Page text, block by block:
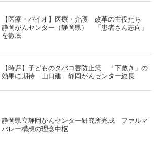
【医療・バイオ】医療・介護 改革の主役たち
静岡がんセンター（静岡県） 「患者さん志向」
を徹底
【時評】子どものタバコ害防止策 「下敷き」の
効果に期待 山口建 静岡がんセンター総長
静岡県立静岡がんセンター研究所完成 ファルマ
バレー構想の理念中枢